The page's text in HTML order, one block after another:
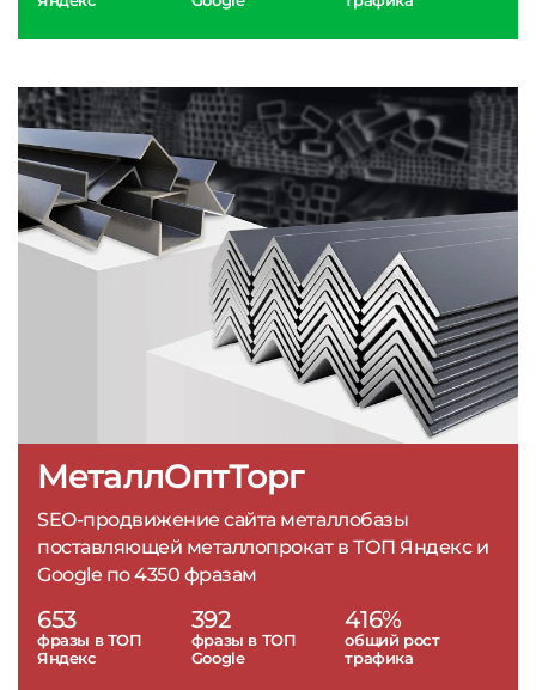
МеталлОптТорг
SEO-продвижение сайта металлобазы
поставляющей металлопрокат в ТОП Яндекс и
Google по 4350 фразам
653
фразы в ТОП
Яндекс
392
фразы в ТОП
Google
416%
общий рост
трафика